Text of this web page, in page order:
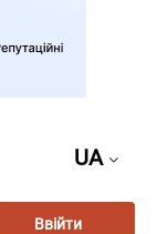
UA
Ввійти